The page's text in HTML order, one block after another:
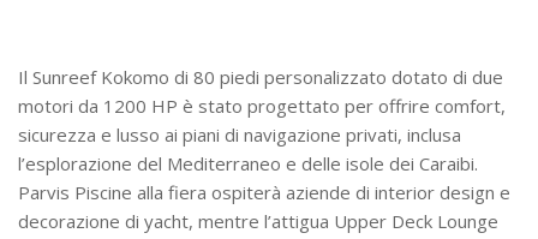
Il Sunreef Kokomo di 80 piedi personalizzato dotato di due
motori da 1200 HP è stato progettato per offrire comfort,
sicurezza e lusso ai piani di navigazione privati, inclusa
l’esplorazione del Mediterraneo e delle isole dei Caraibi.
Parvis Piscine alla fiera ospiterà aziende di interior design e
decorazione di yacht, mentre l’attigua Upper Deck Lounge